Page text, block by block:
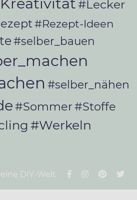
#Lecker
#Rezept-Ideen
#selber_bauen
#selber_nähen
#Sommer#Stoffe
#Werkeln
DIY-Welt